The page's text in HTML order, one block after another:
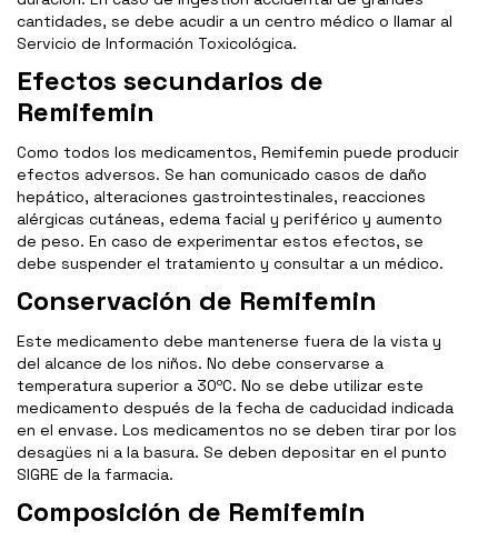
cantidades, se debe acudir a un centro médico o llamar al
Servicio de Información Toxicológica.
Efectos secundarios de
Remifemin
Como todos los medicamentos, Remifemin puede producir
efectos adversos. Se han comunicado casos de daño
hepático, alteraciones gastrointestinales, reacciones
alérgicas cutáneas, edema facial y periférico y aumento
de peso. En caso de experimentar estos efectos, se
debe suspender el tratamiento y consultar a un médico.
Conservación de Remifemin
Este medicamento debe mantenerse fuera de la vista y
del alcance de los niños. No debe conservarse a
temperatura superior a 30ºC. No se debe utilizar este
medicamento después de la fecha de caducidad indicada
en el envase. Los medicamentos no se deben tirar por los
desagües ni a la basura. Se deben depositar en el punto
SIGRE de la farmacia.
Composición de Remifemin